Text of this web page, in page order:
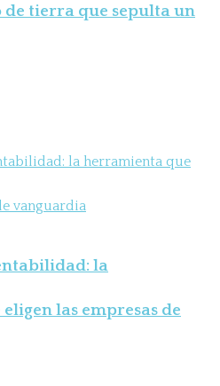
tierra que sepulta un
la
las empresas de